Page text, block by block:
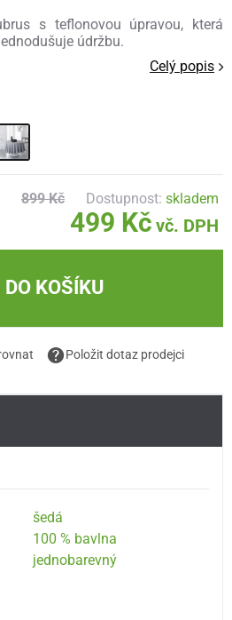
s teflonovou úpravou, která
údržbu.
Celý popis
899 Kč Dostupnost:skladem
499 Kč vč. DPH
DO KOŠÍKU
Položit dotaz prodejci
šedá
100 % bavlna
jednobarevný